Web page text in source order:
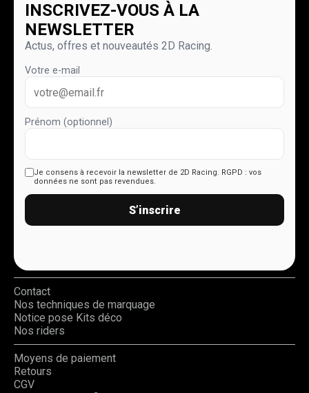
INSCRIVEZ-VOUS À LA
NEWSLETTER
Actus, offres et nouveautés 2D Racing.
Votre e-mail
Prénom (optionnel)
Je consens à recevoir la newsletter de 2D Racing. RGPD : vos
données ne sont pas revendues.
S’inscrire
Contact
Nos techniques de marquage
Notice pose Kits déco
Nos riders
Moyens de paiement
Retours
CGV